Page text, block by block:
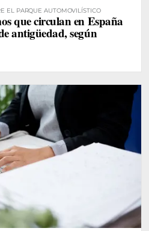
EL PARQUE AUTOMOVILÍSTICO
que circulan en España
antigüedad, según